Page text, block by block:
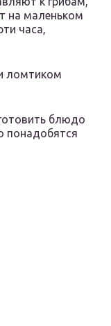
на маленьком
часа,
ломтиком
блюдо
понадобятся